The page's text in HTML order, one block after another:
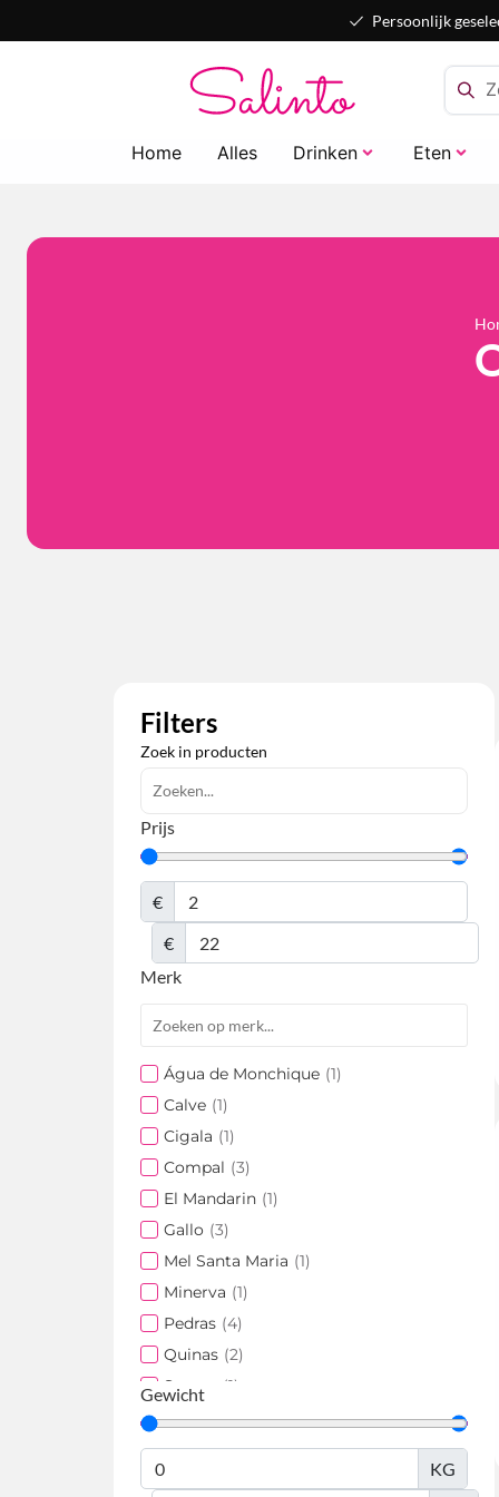
Persoonlijk
Home Alles Drinken Eten
Filters
Zoek in producten
Prijs
€
€
Merk
Água de Monchique (1)
Calve (1)
Cigala (1)
Compal (3)
El Mandarin (1)
Gallo (3)
Mel Santa Maria (1)
Minerva (1)
Pedras (4)
Quinas (2)
Sagres
(1)
Sumol (4)
Super Bock (1)
Gewicht
KG